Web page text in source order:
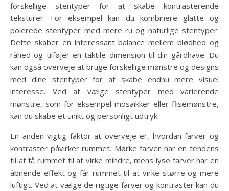
forskellige stentyper for at skabe kontrasterende
teksturer. For eksempel kan du kombinere glatte og
polerede stentyper med mere ru og naturlige stentyper.
Dette skaber en interessant balance mellem blødhed og
råhed og tilføjer en taktile dimension til din gårdhave. Du
kan også overveje at bruge forskellige mønstre og designs
med dine stentyper for at skabe endnu mere visuel
interesse. Ved at vælge stentyper med varierende
mønstre, som for eksempel mosaikker eller flisemønstre,
kan du skabe et unikt og personligt udtryk.
En anden vigtig faktor at overveje er, hvordan farver og
kontraster påvirker rummet. Mørke farver har en tendens
til at få rummet til at virke mindre, mens lyse farver har en
åbnende effekt og får rummet til at virke større og mere
luftigt. Ved at vælge de rigtige farver og kontraster kan du